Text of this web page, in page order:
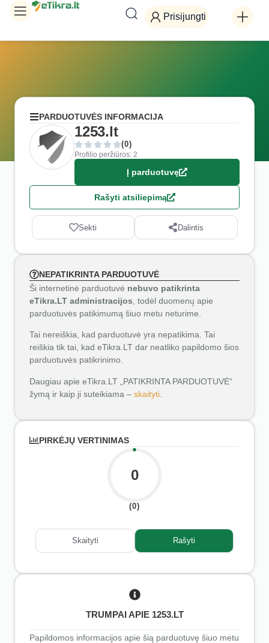
Prisijungti
PARDUOTUVĖS INFORMACIJA
1253.lt
(0)
Profilio peržiūros: 2
Į parduotuvę
Rašyti atsiliepimą
Sekti Dalintis
NEPATIKRINTA PARDUOTUVĖ
Ši internetinė parduotuvė nebuvo patikrinta
eTikra.LT administracijos , todėl duomenų apie
parduotuvės patikimumą šiuo metu neturime.
Tai nereiškia, kad parduotuvė yra nepatikima. Tai
reiškia tik tai, kad eTikra.LT dar neatliko papildomo šios
parduotuvės patikrinimo.
Daugiau apie eTikra.LT „PATIKRINTA PARDUOTUVĖ“
žymą ir kaip ji suteikiama – skaityti
PIRKĖJŲ VERTINIMAS
0
(0)
Skaityti Rašyti
TRUMPAI APIE 1253.LT
Papildomos informacijos apie šią parduotuvę šiuo metu